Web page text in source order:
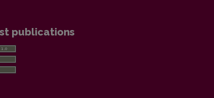
publications